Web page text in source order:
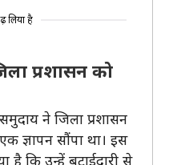
लिया है
प्रशासन को
ने जिला प्रशासन
ज्ञापन सौंपा था। इस
है कि उन्हें बटाईदारी से